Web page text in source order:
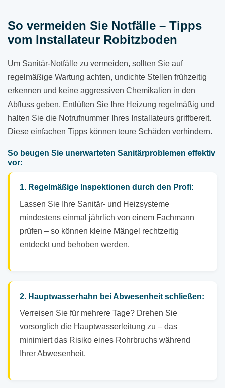
So vermeiden Sie Notfälle – Tipps
vom Installateur Robitzboden
Um Sanitär-Notfälle zu vermeiden, sollten Sie auf
regelmäßige Wartung achten, undichte Stellen frühzeitig
erkennen und keine aggressiven Chemikalien in den
Abfluss geben. Entlüften Sie Ihre Heizung regelmäßig und
halten Sie die Notrufnummer Ihres Installateurs griffbereit.
Diese einfachen Tipps können teure Schäden verhindern.
So beugen Sie unerwarteten Sanitärproblemen effektiv
vor:
1. Regelmäßige Inspektionen durch den Profi:
Lassen Sie Ihre Sanitär- und Heizsysteme
mindestens einmal jährlich von einem Fachmann
prüfen – so können kleine Mängel rechtzeitig
entdeckt und behoben werden.
2. Hauptwasserhahn bei Abwesenheit schließen:
Verreisen Sie für mehrere Tage? Drehen Sie
vorsorglich die Hauptwasserleitung zu – das
minimiert das Risiko eines Rohrbruchs während
Ihrer Abwesenheit.